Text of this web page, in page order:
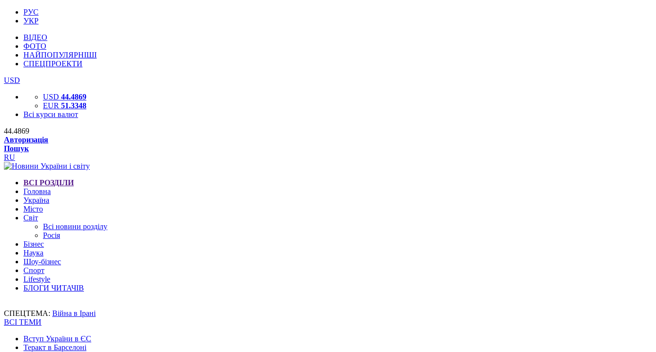
РУС
УКР
ВІДЕО
ФОТО
НАЙПОПУЛЯРНІШІ
СПЕЦПРОЕКТИ
USD
USD 44.4869
EUR 51.3348
Всі курси валют
44.4869
Авторизація
Пошук
RU
ВСІ РОЗДІЛИ
Головна
Україна
Місто
Світ
Всі новини розділу
Росія
Бізнес
Наука
Шоу-бізнес
Спорт
Lifestyle
БЛОГИ ЧИТАЧІВ
СПЕЦТЕМА: Війна в Ірані
ВСІ ТЕМИ
Вступ України в ЄС
Теракт в Барселоні